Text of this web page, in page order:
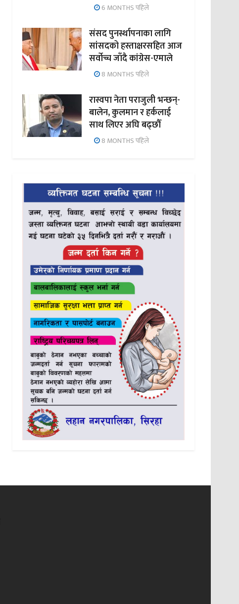
6 MONTHS पहिले
संसद पुनर्स्थापनाका लागि
सांसदको हस्ताक्षरसहित आज
सर्वोच्च जाँदै कांग्रेस-एमाले
8 MONTHS पहिले
रास्वपा नेता पराजुली भन्छन्-
बालेन, कुलमान र हर्कलाई
साथ लिएर अघि बढ्छौँ
8 MONTHS पहिले